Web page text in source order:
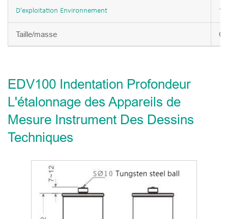
D'exploitation Environnement
Taille/masse
EDV100 Indentation Profondeur
L'étalonnage des Appareils de
Mesure Instrument Des Dessins
Techniques